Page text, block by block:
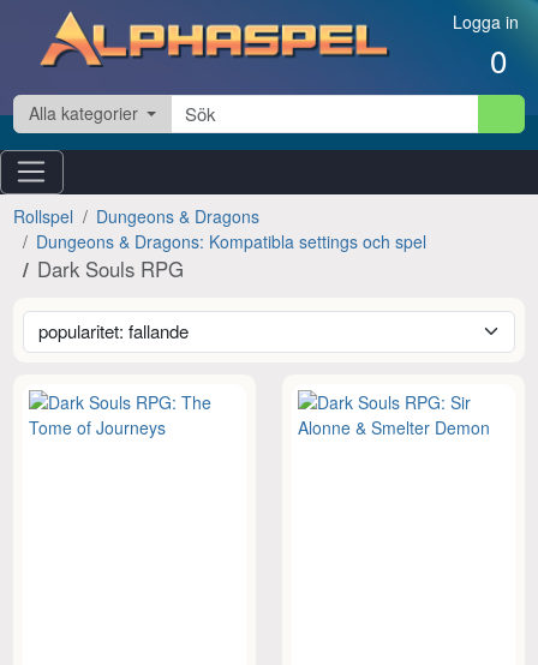
Hoppa till innehåll Logga in
0
Alla kategorier
Rollspel
Dungeons & Dragons
Dungeons & Dragons: Kompatibla settings och spel
Dark Souls RPG